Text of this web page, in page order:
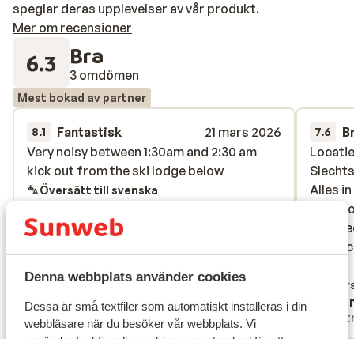
Denna webbplats använder cookies
Dessa är små textfiler som automatiskt installeras i din
webbläsare när du besöker vår webbplats. Vi
speglar deras upplevelser av vår produkt.
Mer om recensioner
6.3 Bra
3 omdömen
Mest bokad av partner
8.1 Fantastisk
21 mars 2026
Very noisy between 1:30am and 2:30 am
kick out from the ski lodge below
Very noisy between 1:30am and 2:30 am
kick out from the ski lodge below
Översätt till svenska
Jojo
Vänner
7.6
Alles
4
z’n
met
bar
Alles
4
z’n
met